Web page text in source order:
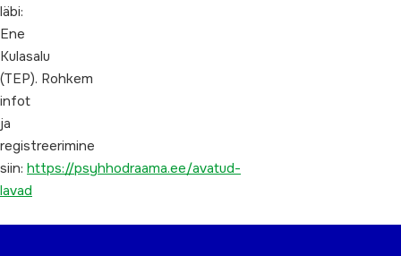
läbi:
Ene
Kulasalu
(TEP). Rohkem
infot
ja
registreerimine
siin: https://psyhhodraama.ee/avatud-
lavad